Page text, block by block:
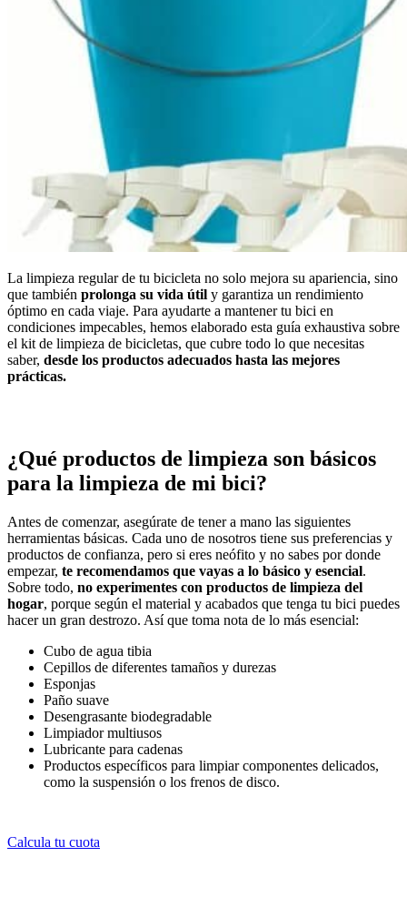
La limpieza regular de tu bicicleta no solo mejora su apariencia, sino
que también prolonga su vida útil y garantiza un rendimiento
óptimo en cada viaje. Para ayudarte a mantener tu bici en
condiciones impecables, hemos elaborado esta guía exhaustiva sobre
el kit de limpieza de bicicletas, que cubre todo lo que necesitas
saber, desde los productos adecuados hasta las mejores
prácticas.
¿Qué productos de limpieza son básicos
para la limpieza de mi bici?
Antes de comenzar, asegúrate de tener a mano las siguientes
herramientas básicas. Cada uno de nosotros tiene sus preferencias y
productos de confianza, pero si eres neófito y no sabes por donde
empezar, te recomendamos que vayas a lo básico y esencial.
Sobre todo, no experimentes con productos de limpieza del
hogar, porque según el material y acabados que tenga tu bici puedes
hacer un gran destrozo. Así que toma nota de lo más esencial:
Cubo de agua tibia
Cepillos de diferentes tamaños y durezas
Esponjas
Paño suave
Desengrasante biodegradable
Limpiador multiusos
Lubricante para cadenas
Productos específicos para limpiar componentes delicados,
como la suspensión o los frenos de disco.
Calcula tu cuota